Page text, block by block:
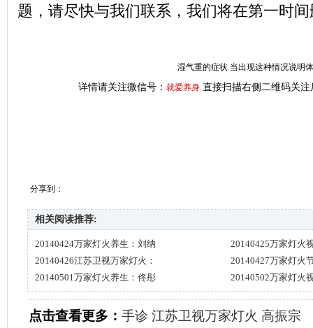
题，请尽快与我们联系，我们将在第一时
湿气重的症状 当出现这种情况说明
详情请关注微信号： 就爱养身 直接扫描右侧二维码关注
分享到：
相关阅读推荐:
20140424万家灯火养生：刘纳
20140425万家灯火
20140426江苏卫视万家灯火：
20140427万家灯火
20140501万家灯火养生：佟彤
20140502万家灯火
点击查看更多： 手诊 江苏卫视万家灯火 高振宗